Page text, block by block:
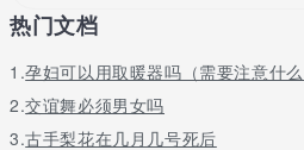
19
重庆建筑工程职业学院
20
重庆电讯职业学院 重
重庆工业职业技术学院院系设置
热门文档
1.孕妇可以用取暖器吗（需要注意什么
2.交谊舞必须男女吗
3.古手梨花在几月几号死后